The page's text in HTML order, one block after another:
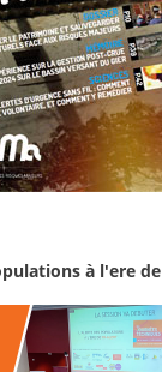
à l'ere de